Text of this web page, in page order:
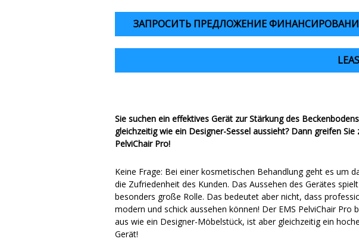
ЗАПРОСИТЬ ПРЕДЛОЖЕНИЕ
Sie suchen ein effektives Gerät zur Stärkung des
gleichzeitig wie ein Designer-Sessel aussieht? Dann greifen Sie
PelviChair Pro!
Keine Frage: Bei einer kosmetischen Behandlung geht es um
die Zufriedenheit des Kunden. Das Aussehen des Gerätes
besonders große Rolle. Das bedeutet aber nicht, dass
modern und schick aussehen können! Der EMS PelviChair Pro
aus wie ein Designer-Möbelstück, ist aber gleichzeitig ein
Gerät!